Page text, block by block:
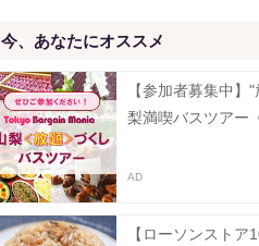
今、あなたにオススメ
【参加者募集中】
梨満喫バスツアー
【ローソンストア